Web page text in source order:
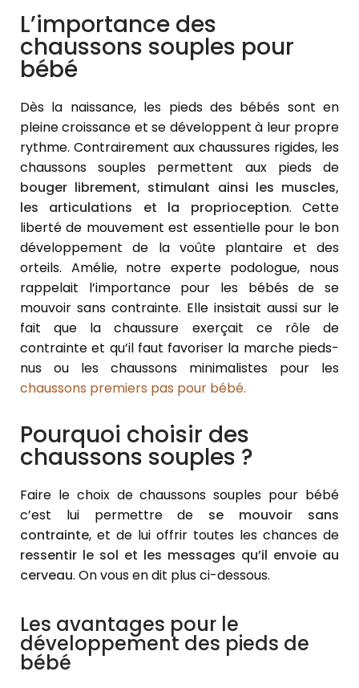
L’importance des
chaussons souples pour
bébé
Dès la naissance, les pieds des bébés sont en
pleine croissance et se développent à leur propre
rythme. Contrairement aux chaussures rigides, les
chaussons souples permettent aux pieds de
bouger librement, stimulant ainsi les muscles,
les articulations et la proprioception. Cette
liberté de mouvement est essentielle pour le bon
développement de la voûte plantaire et des
orteils. Amélie, notre experte podologue, nous
rappelait l’importance pour les bébés de se
mouvoir sans contrainte. Elle insistait aussi sur le
fait que la chaussure exerçait ce rôle de
contrainte et qu’il faut favoriser la marche pieds-
nus ou les chaussons minimalistes pour les
chaussons premiers pas pour bébé.
Pourquoi choisir des
chaussons souples ?
Faire le choix de chaussons souples pour bébé
c’est lui permettre de se mouvoir sans
contrainte, et de lui offrir toutes les chances de
ressentir le sol et les messages qu’il envoie au
cerveau. On vous en dit plus ci-dessous.
Les avantages pour le
développement des pieds de
bébé